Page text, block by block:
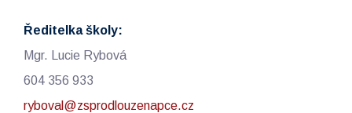
Ředitelka školy:
Mgr. Lucie Rybová
604 356 933
ryboval@zsprodlouzenapce.cz